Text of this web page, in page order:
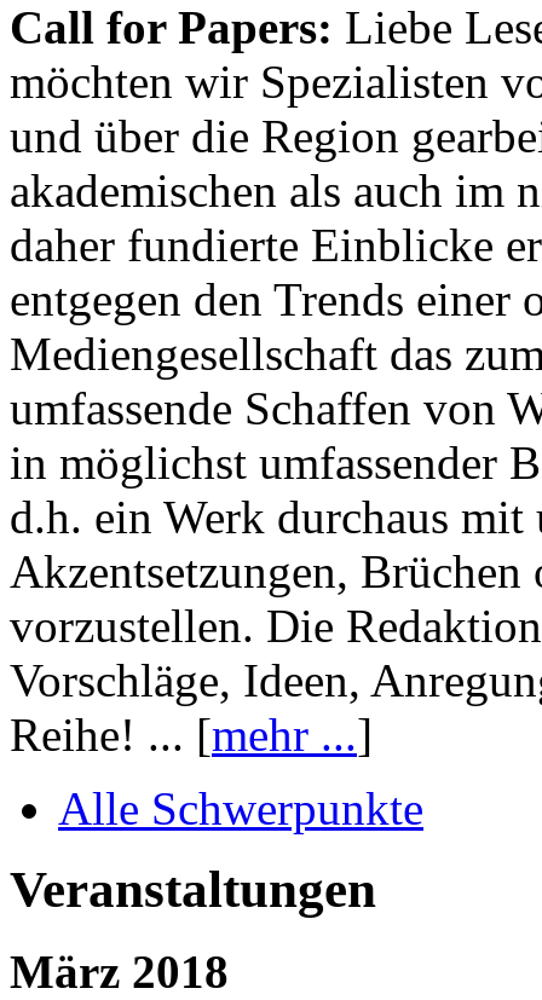
Call for Papers: Liebe
möchten wir Spezialisten
und über die Region
akademischen als auch im
daher fundierte Einblicke
entgegen den Trends einer
Mediengesellschaft das
umfassende Schaffen von
in möglichst umfassender
d.h. ein Werk durchaus mit
Akzentsetzungen, Brüchen
vorzustellen. Die
Vorschläge, Ideen,
Reihe! ... [mehr ...]
Alle Schwerpunkte
Veranstaltungen
März 2018